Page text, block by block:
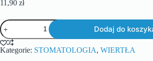
11,90 zł
Dodaj do
Kategorie: STOMATOLOGIA, WIERTŁA